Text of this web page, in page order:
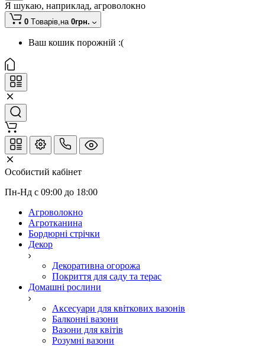
Я шукаю, наприклад, агроволокно
0 Tоварів,на 0грн.
Ваш кошик порожній :(
Особистий кабінет
Пн-Нд с 09:00 до 18:00
Агроволокно
Агротканина
Бордюрні стрічки
Декор
Декоративна огорожа
Покриття для саду та терас
Домашні рослини
Аксесуари для квіткових вазонів
Балконні вазони
Вазони для квітів
Розумні вазони